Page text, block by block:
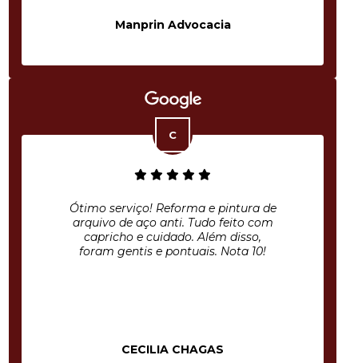
Manprin Advocacia
Ótimo serviço! Reforma e pintura de
arquivo de aço anti. Tudo feito com
capricho e cuidado. Além disso,
foram gentis e pontuais. Nota 10!
CECILIA CHAGAS